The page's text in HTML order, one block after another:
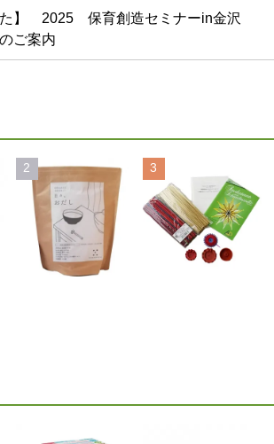
た】 2025 保育創造セミナーin金沢
ご案内
2 3